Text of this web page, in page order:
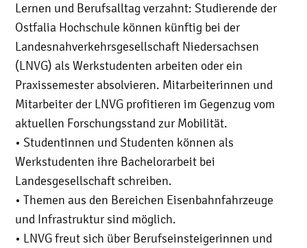
Lernen und Berufsalltag verzahnt: Studierende der
Ostfalia Hochschule können künftig bei der
Landesnahverkehrsgesellschaft Niedersachsen
(LNVG) als Werkstudenten arbeiten oder ein
Praxissemester absolvieren. Mitarbeiterinnen und
Mitarbeiter der LNVG profitieren im Gegenzug vom
aktuellen Forschungsstand zur Mobilität.
• Studentinnen und Studenten können als
Werkstudenten ihre Bachelorarbeit bei
Landesgesellschaft schreiben.
• Themen aus den Bereichen Eisenbahnfahrzeuge
und Infrastruktur sind möglich.
• LNVG freut sich über Berufseinsteigerinnen und